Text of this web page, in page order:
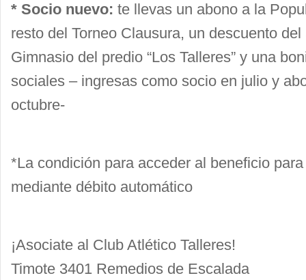
* Socio nuevo: te llevas un abono a la
resto del Torneo Clausura, un descuento
Gimnasio del predio “Los Talleres” y una
sociales – ingresas como socio en julio y
octubre-
*La condición para acceder al beneficio
mediante débito automático
¡Asociate al Club Atlético Talleres!
Timote 3401 Remedios de Escalada